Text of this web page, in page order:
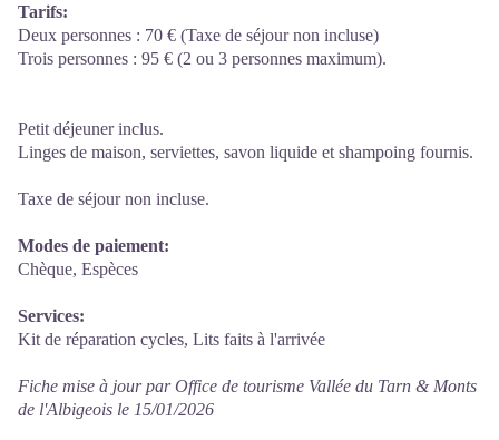
Tarifs:
Deux personnes : 70 € (Taxe de séjour non incluse)
Trois personnes : 95 € (2 ou 3 personnes maximum).
Petit déjeuner inclus.
Linges de maison, serviettes, savon liquide et shampoing fournis.
Taxe de séjour non incluse.
Modes de paiement:
Chèque, Espèces
Services:
Kit de réparation cycles, Lits faits à l'arrivée
Fiche mise à jour par Office de tourisme Vallée du Tarn & Monts
de l'Albigeois le 15/01/2026